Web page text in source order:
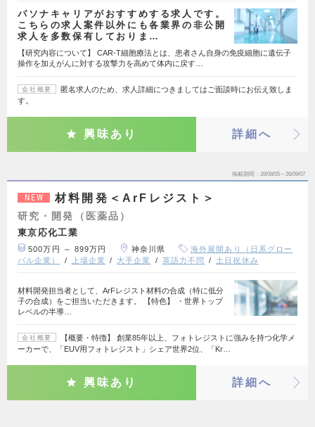
パソナキャリアがおすすめする求人です。
こちらの求人案件以外にも各業界の非公開
求人を多数保有しておりま…
【研究内容について】 CAR-T細胞療法とは、患者さん自身の免疫細胞に遺伝子
操作を加えがんに対する攻撃力を高めて体内に戻す…
会社概要
匿名求人のため、求人詳細につきましてはご面談時にお伝え致しま
す。
興味あり 詳細へ
掲載期間 26/08/05～26/09/07
NEW 材料開発＜ArFレジスト＞
研究・開発（医薬品）
東京応化工業
500万円 ～ 899万円 神奈川県
海外展開あり（日系グロー
バル企業）
上場企業 大手企業 英語力不問 土日祝休み
材料開発担当者として、ArFレジスト材料の合成（特に低分
子の合成）をご担当いただきます。 【特色】 ・世界トップ
レベルの半導…
会社概要
【概要・特徴】 創業85年以上、フォトレジストに強みを持つ化学メ
ーカーで、「EUV用フォトレジスト」シェア世界2位、「Kr…
興味あり 詳細へ